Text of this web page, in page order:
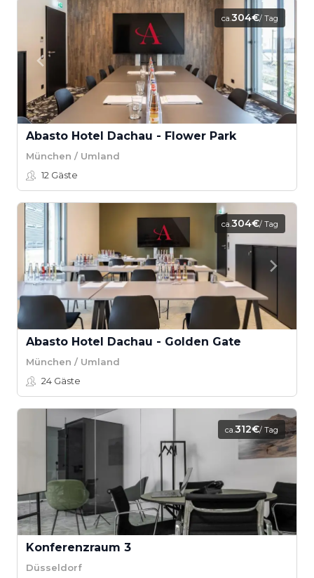
ca.304€/ Tag
Abasto Hotel Dachau - Flower Park
München / Umland
12 Gäste
ca.304€/ Tag
Abasto Hotel Dachau - Golden Gate
München / Umland
24 Gäste
ca.312€/ Tag
Konferenzraum 3
Düsseldorf